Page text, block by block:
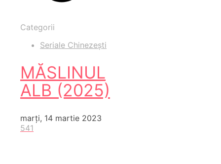
Categorii
Seriale Chinezești
MĂSLINUL
ALB (2025)
marți, 14 martie 2023
541